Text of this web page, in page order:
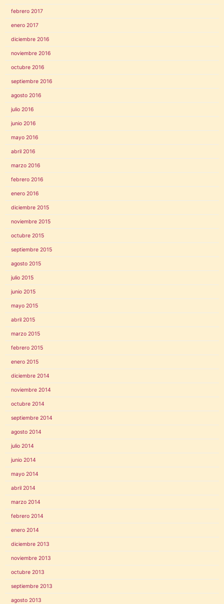
febrero 2017
enero 2017
diciembre 2016
noviembre 2016
octubre 2016
septiembre 2016
agosto 2016
julio 2016
junio 2016
mayo 2016
abril 2016
marzo 2016
febrero 2016
enero 2016
diciembre 2015
noviembre 2015
octubre 2015
septiembre 2015
agosto 2015
julio 2015
junio 2015
mayo 2015
abril 2015
marzo 2015
febrero 2015
enero 2015
diciembre 2014
noviembre 2014
octubre 2014
septiembre 2014
agosto 2014
julio 2014
junio 2014
mayo 2014
abril 2014
marzo 2014
febrero 2014
enero 2014
diciembre 2013
noviembre 2013
octubre 2013
septiembre 2013
agosto 2013